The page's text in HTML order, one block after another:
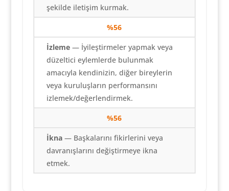
şekilde iletişim kurmak.
%56
İzleme— İyileştirmeler yapmak veya
düzeltici eylemlerde bulunmak
amacıyla kendinizin, diğer bireylerin
veya kuruluşların performansını
izlemek/değerlendirmek.
%56
İkna— Başkalarını fikirlerini veya
davranışlarını değiştirmeye ikna
etmek.